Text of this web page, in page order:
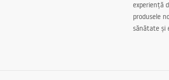
experiență
produsele
sănătate și